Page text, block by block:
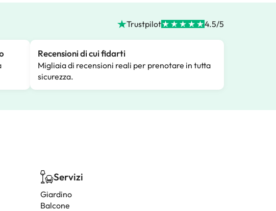
Trustpilot 4.5/5
Recensioni di cui fidarti
Migliaia di recensioni reali per prenotare in tutta
sicurezza.
Servizi
Giardino
Balcone